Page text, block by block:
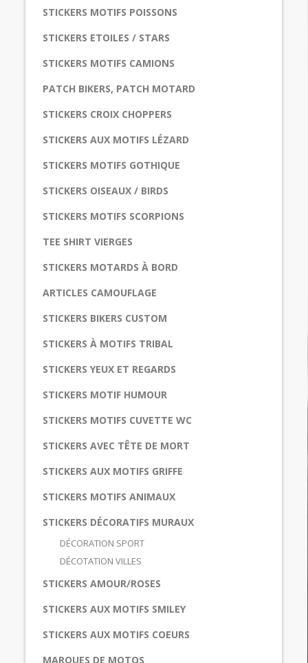
STICKERS MOTIFS POISSONS
STICKERS ETOILES / STARS
STICKERS MOTIFS CAMIONS
PATCH BIKERS, PATCH MOTARD
STICKERS CROIX CHOPPERS
STICKERS AUX MOTIFS LÉZARD
STICKERS MOTIFS GOTHIQUE
STICKERS OISEAUX / BIRDS
STICKERS MOTIFS SCORPIONS
TEE SHIRT VIERGES
STICKERS MOTARDS À BORD
ARTICLES CAMOUFLAGE
STICKERS BIKERS CUSTOM
STICKERS À MOTIFS TRIBAL
STICKERS YEUX ET REGARDS
STICKERS MOTIF HUMOUR
STICKERS MOTIFS CUVETTE WC
STICKERS AVEC TÊTE DE MORT
STICKERS AUX MOTIFS GRIFFE
STICKERS MOTIFS ANIMAUX
STICKERS DÉCORATIFS MURAUX
DÉCORATION SPORT
DÉCOTATION VILLES
STICKERS AMOUR/ROSES
STICKERS AUX MOTIFS SMILEY
STICKERS AUX MOTIFS COEURS
MARQUES DE MOTOS